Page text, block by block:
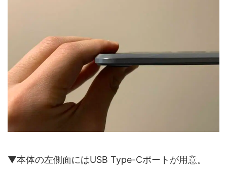
▼本体の左側面にはUSB Type-Cポートが用意。